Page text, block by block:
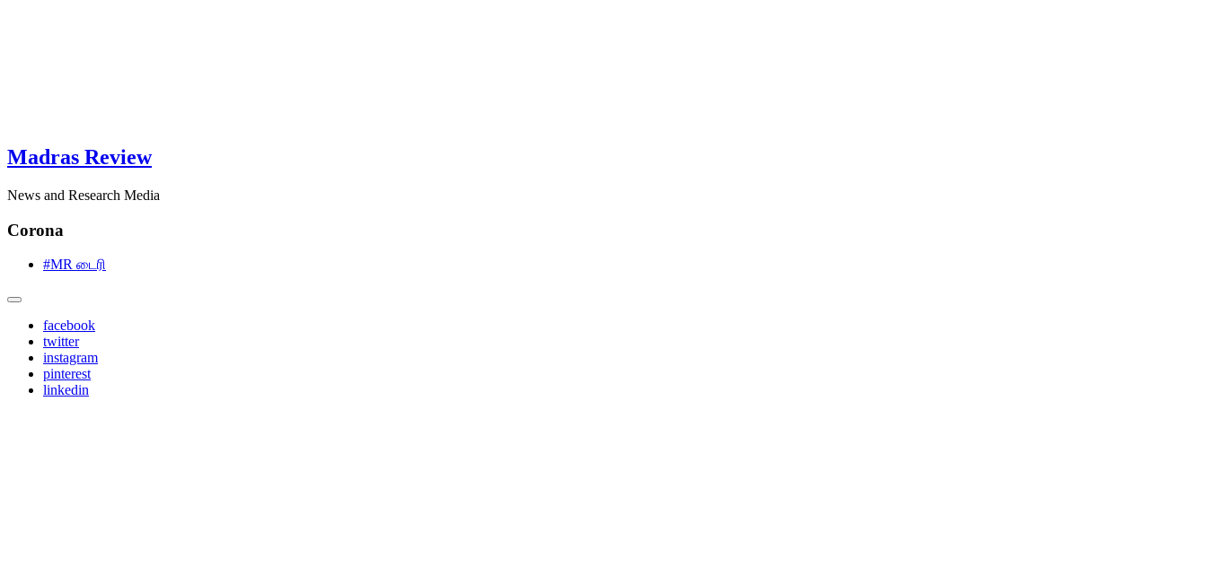
Madras Review
News and Research Media
Corona
#MR டைரி
facebook
twitter
instagram
pinterest
linkedin